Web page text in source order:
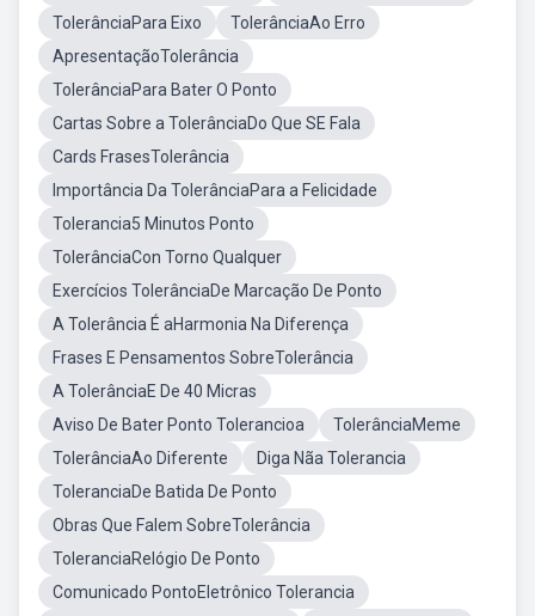
TolerânciaPara Eixo
TolerânciaAo Erro
ApresentaçãoTolerância
TolerânciaPara Bater O Ponto
Cartas Sobre a TolerânciaDo Que SE Fala
Cards FrasesTolerância
Importância Da TolerânciaPara a Felicidade
Tolerancia5 Minutos Ponto
TolerânciaCon Torno Qualquer
Exercícios TolerânciaDe Marcação De Ponto
A Tolerância É aHarmonia Na Diferença
Frases E Pensamentos SobreTolerância
A TolerânciaE De 40 Micras
Aviso De Bater Ponto Tolerancioa
TolerânciaMeme
TolerânciaAo Diferente
Diga Nãa Tolerancia
ToleranciaDe Batida De Ponto
Obras Que Falem SobreTolerância
ToleranciaRelógio De Ponto
Comunicado PontoEletrônico Tolerancia